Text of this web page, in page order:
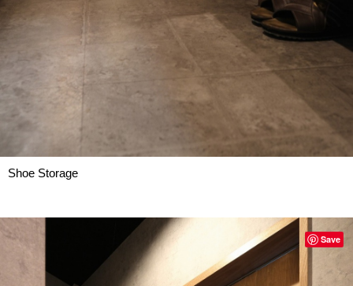
Shoe Storage
Save